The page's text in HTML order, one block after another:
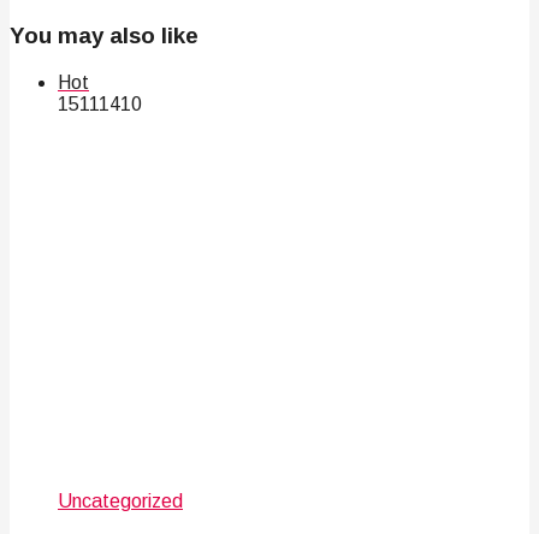
You may also like
Hot
151 11410
Uncategorized